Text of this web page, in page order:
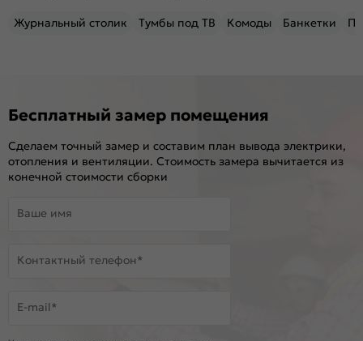
Журнальный столик Тумбы под ТВ Комоды Банкетки
Бесплатный замер помещения
Сделаем точный замер и составим план вывода электрики,
отопления и вентиляции. Стоимость замера вычитается из
конечной стоимости сборки
Ваше имя
Контактный телефон*
E-mail*